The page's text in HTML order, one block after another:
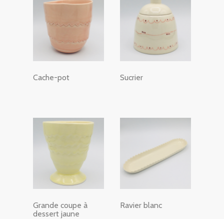
Cache-pot Sucrier
Grande coupe à
dessert jaune
Ravier blanc